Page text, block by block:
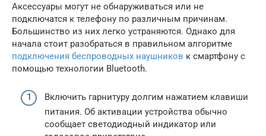
Аксессуары могут не обнаруживаться или не
подключатся к телефону по различным причинам.
Большинство из них легко устраняются. Однако для
начала стоит разобраться в правильном алгоритме
подключения беспроводных наушников к смартфону с
помощью технологии Bluetooth.
Включить гарнитуру долгим нажатием клавиши
питания. Об активации устройства обычно
сообщает светодиодный индикатор или